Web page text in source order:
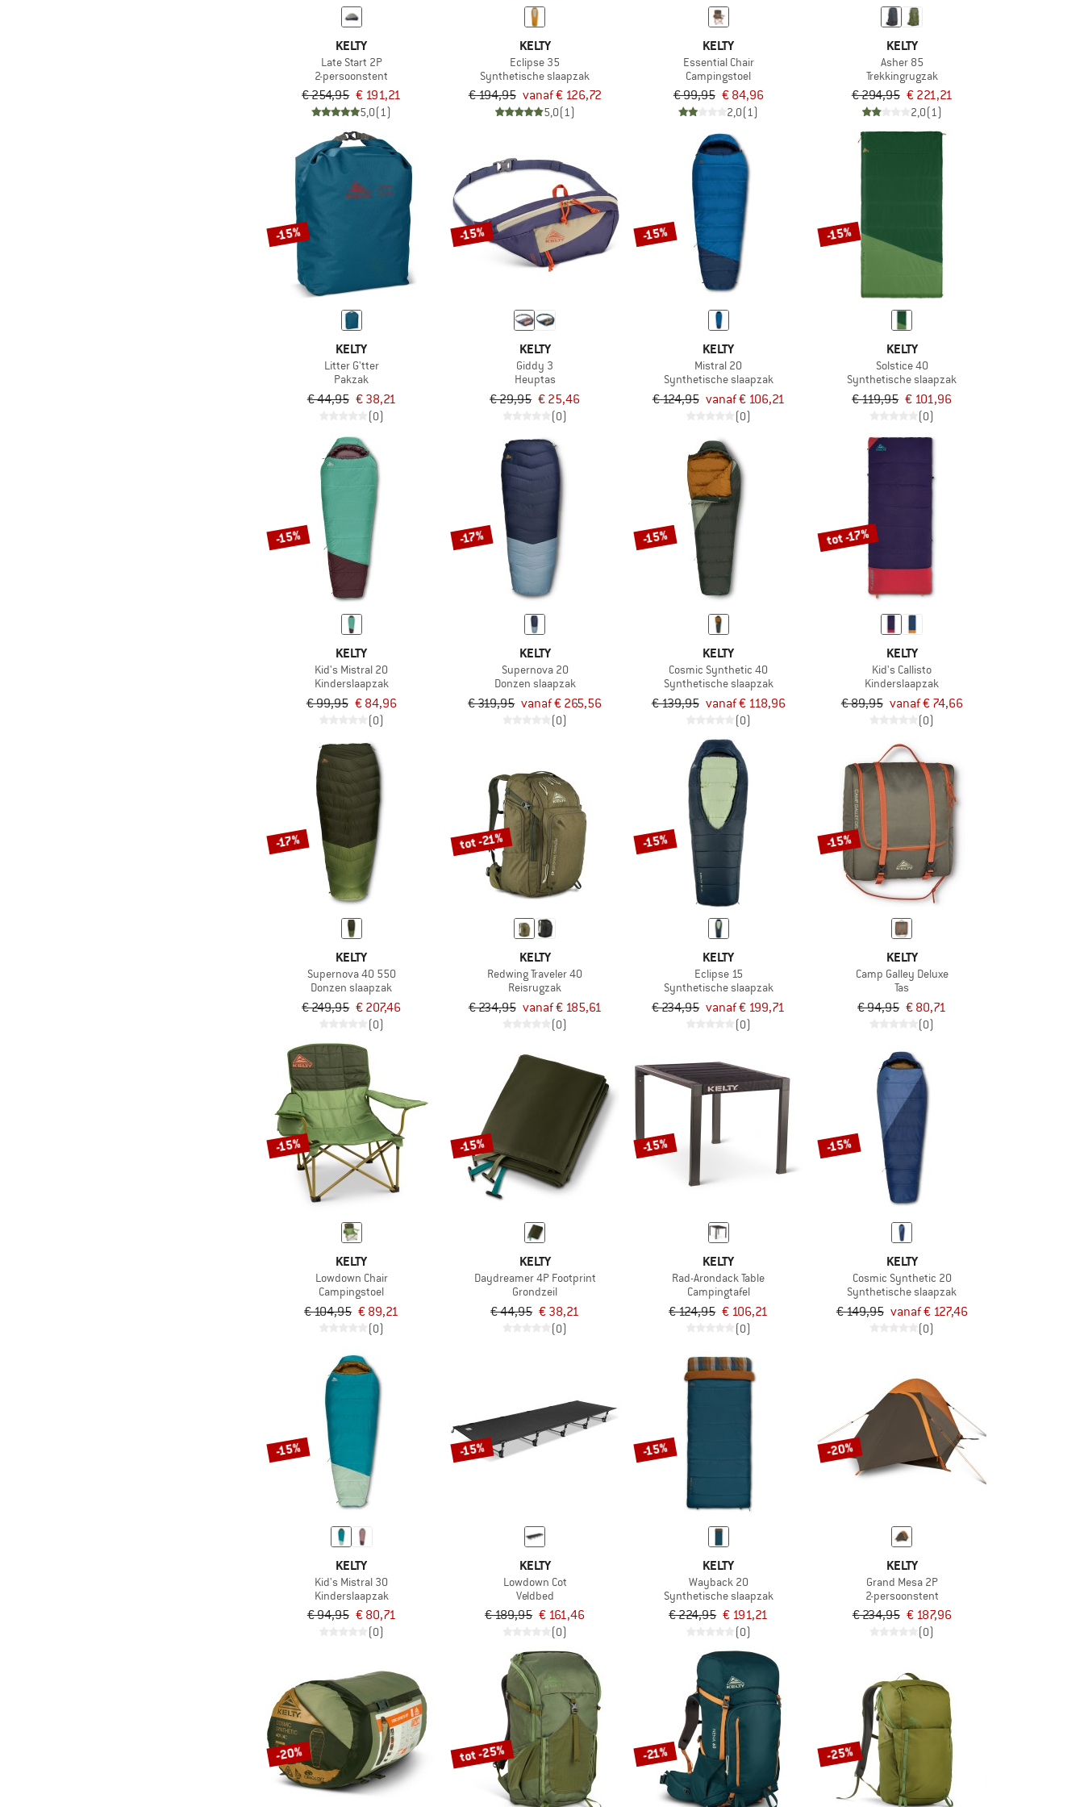
KELTY
Late Start 2P
2-persoonstent
€ 254,95 € 191,21
5,0(1)
KELTY
Eclipse 35
Synthetische slaapzak
€ 194,95 vanaf € 126,72
5,0(1)
KELTY
Essential Chair
Campingstoel
€ 99,95 € 84,96
2,0(1)
KELTY
Asher 85
Trekkingrugzak
€ 294,95 € 221,21
2,0(1)
-15%
KELTY
Litter G'tter
Pakzak
€ 44,95 € 38,21
(0)
-15%
KELTY
Giddy 3
Heuptas
€ 29,95 € 25,46
(0)
-15%
KELTY
Mistral 20
Synthetische slaapzak
€ 124,95 vanaf € 106,21
(0)
-15%
KELTY
Solstice 40
Synthetische slaapzak
€ 119,95 € 101,96
(0)
-15%
KELTY
Kid's Mistral 20
Kinderslaapzak
€ 99,95 € 84,96
(0)
-17%
KELTY
Supernova 20
Donzen slaapzak
€ 319,95 vanaf € 265,56
(0)
-15%
KELTY
Cosmic Synthetic 40
Synthetische slaapzak
€ 139,95 vanaf € 118,96
(0)
tot -17%
KELTY
Kid's Callisto
Kinderslaapzak
€ 89,95 vanaf € 74,66
(0)
-17%
KELTY
Supernova 40 550
Donzen slaapzak
€ 249,95 € 207,46
(0)
tot -21%
KELTY
Redwing Traveler 40
Reisrugzak
€ 234,95 vanaf € 185,61
(0)
-15%
KELTY
Eclipse 15
Synthetische slaapzak
€ 234,95 vanaf € 199,71
(0)
-15%
KELTY
Camp Galley Deluxe
Tas
€ 94,95 € 80,71
(0)
-15%
KELTY
Lowdown Chair
Campingstoel
€ 104,95 € 89,21
(0)
-15%
KELTY
Daydreamer 4P Footprint
Grondzeil
€ 44,95 € 38,21
(0)
-15%
KELTY
Rad-Arondack Table
Campingtafel
€ 124,95 € 106,21
(0)
-15%
KELTY
Cosmic Synthetic 20
Synthetische slaapzak
€ 149,95 vanaf € 127,46
(0)
-15%
KELTY
Kid's Mistral 30
Kinderslaapzak
€ 94,95 € 80,71
(0)
-15%
KELTY
Lowdown Cot
Veldbed
€ 189,95 € 161,46
(0)
-15%
KELTY
Wayback 20
Synthetische slaapzak
€ 224,95 € 191,21
(0)
-20%
KELTY
Grand Mesa 2P
2-persoonstent
€ 234,95 € 187,96
(0)
-20% tot -25% -21% -25%